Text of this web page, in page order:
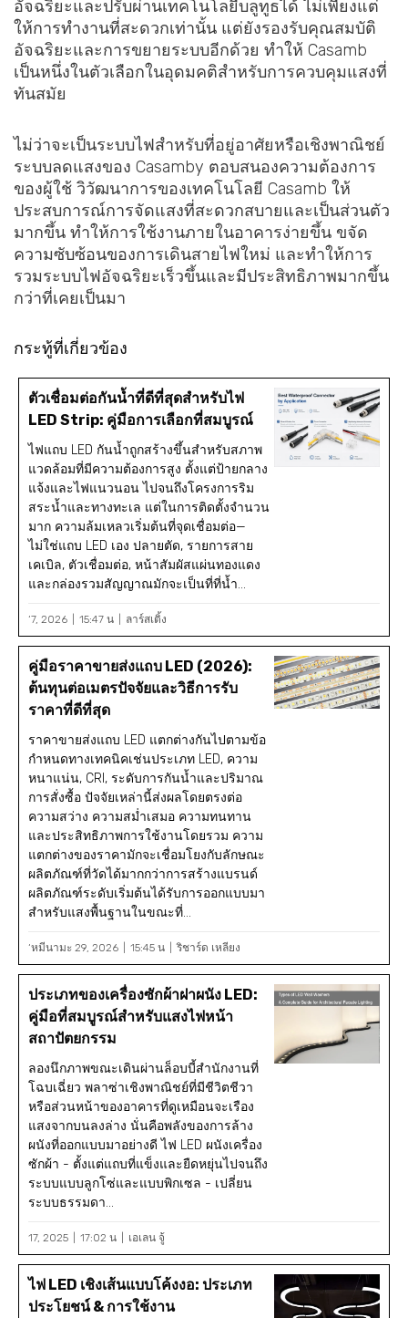
อัจฉริยะและปรับผ่านเทคโนโลยีบลูทูธได้ ไม่เพียงแต่
ให้การทำงานที่สะดวกเท่านั้น แต่ยังรองรับคุณสมบัติ
อัจฉริยะและการขยายระบบอีกด้วย ทำให้ Casamb
เป็นหนึ่งในตัวเลือกในอุดมคติสำหรับการควบคุมแสงที่
ทันสมัย
ไม่ว่าจะเป็นระบบไฟสำหรับที่อยู่อาศัยหรือเชิงพาณิชย์
ระบบลดแสงของ Casamby ตอบสนองความต้องการ
ของผู้ใช้ วิวัฒนาการของเทคโนโลยี Casamb ให้
ประสบการณ์การจัดแสงที่สะดวกสบายและเป็นส่วนตัว
มากขึ้น ทำให้การใช้งานภายในอาคารง่ายขึ้น ขจัด
ความซับซ้อนของการเดินสายไฟใหม่ และทำให้การ
รวมระบบไฟอัจฉริยะเร็วขึ้นและมีประสิทธิภาพมากขึ้น
กว่าที่เคยเป็นมา
กระทู้ที่เกี่ยวข้อง
ตัวเชื่อมต่อกันน้ำที่ดีที่สุดสำหรับไฟ
LED Strip: คู่มือการเลือกที่สมบูรณ์
ไฟแถบ LED กันน้ำถูกสร้างขึ้นสำหรับสภาพ
แวดล้อมที่มีความต้องการสูง ตั้งแต่ป้ายกลาง
แจ้งและไฟแนวนอน ไปจนถึงโครงการริม
สระน้ำและทางทะเล แต่ในการติดตั้งจำนวน
มาก ความล้มเหลวเริ่มต้นที่จุดเชื่อมต่อ—
ไม่ใช่แถบ LED เอง ปลายตัด, รายการสาย
เคเบิล, ตัวเชื่อมต่อ, หน้าสัมผัสแผ่นทองแดง
และกล่องรวมสัญญาณมักจะเป็นที่ที่น้ำ...
‘7, 2026 15:47 น ลาร์สเติ้ง
คู่มือราคาขายส่งแถบ LED (2026):
ต้นทุนต่อเมตรปัจจัยและวิธีการรับ
ราคาที่ดีที่สุด
ราคาขายส่งแถบ LED แตกต่างกันไปตามข้อ
กำหนดทางเทคนิคเช่นประเภท LED, ความ
หนาแน่น, CRI, ระดับการกันน้ำและปริมาณ
การสั่งซื้อ ปัจจัยเหล่านี้ส่งผลโดยตรงต่อ
ความสว่าง ความสม่ำเสมอ ความทนทาน
และประสิทธิภาพการใช้งานโดยรวม ความ
แตกต่างของราคามักจะเชื่อมโยงกับลักษณะ
ผลิตภัณฑ์ที่วัดได้มากกว่าการสร้างแบรนด์
ผลิตภัณฑ์ระดับเริ่มต้นได้รับการออกแบบมา
สำหรับแสงพื้นฐานในขณะที่...
‘หมีนามะ 29, 2026 15:45 น ริชาร์ด เหลียง
ประเภทของเครื่องซักผ้าฝาผนัง LED:
คู่มือที่สมบูรณ์สำหรับแสงไฟหน้า
สถาปัตยกรรม
ลองนึกภาพขณะเดินผ่านล็อบบี้สำนักงานที่
โฉบเฉี่ยว พลาซ่าเชิงพาณิชย์ที่มีชีวิตชีวา
หรือส่วนหน้าของอาคารที่ดูเหมือนจะเรือง
แสงจากบนลงล่าง นั่นคือพลังของการล้าง
ผนังที่ออกแบบมาอย่างดี ไฟ LED ผนังเครื่อง
ซักผ้า - ตั้งแต่แถบที่แข็งและยืดหยุ่นไปจนถึง
ระบบแบบลูกโซ่และแบบพิกเซล - เปลี่ยน
ระบบธรรมดา...
17, 2025 17:02 น เอเลน จู้
ไฟ LED เชิงเส้นแบบโค้งงอ: ประเภท
ประโยชน์ & การใช้งาน